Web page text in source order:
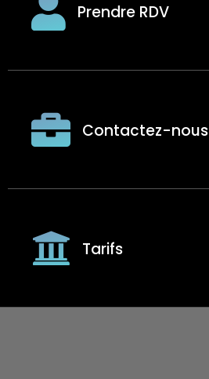
Prendre RDV
Contactez-nous
Tarifs